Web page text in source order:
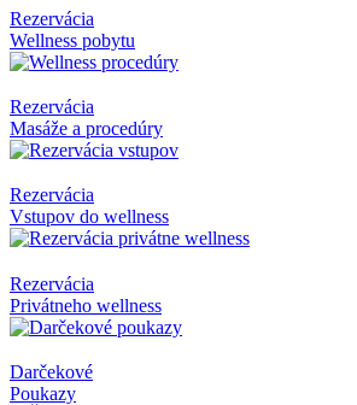
Rezervácia
Wellness pobytu
Rezervácia
Masáže a procedúry
Rezervácia
Vstupov do wellness
Rezervácia
Privátneho wellness
Darčekové
Poukazy